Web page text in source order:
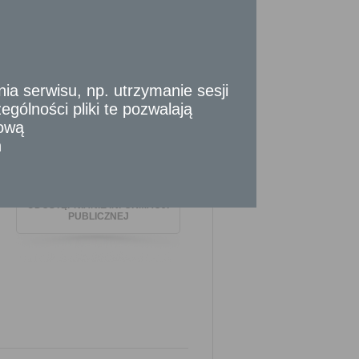
UDOSTĘPNIANIE INFORMACJI
PUBLICZNEJ
serwisu, np. utrzymanie sesji
pliki te pozwalają